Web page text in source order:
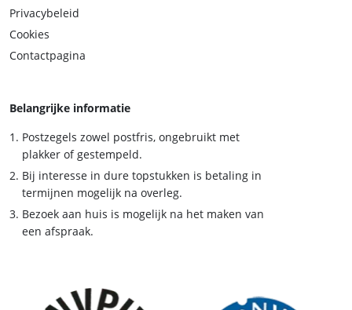
Privacybeleid
Cookies
Contactpagina
Belangrijke informatie
Postzegels zowel postfris, ongebruikt met
plakker of gestempeld.
Bij interesse in dure topstukken is betaling in
termijnen mogelijk na overleg.
Bezoek aan huis is mogelijk na het maken van
een afspraak.